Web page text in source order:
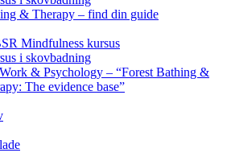
& Therapy – find din guide
Mindfulness kursus
i skovbadning
& Psychology – “Forest Bathing &
The evidence base”